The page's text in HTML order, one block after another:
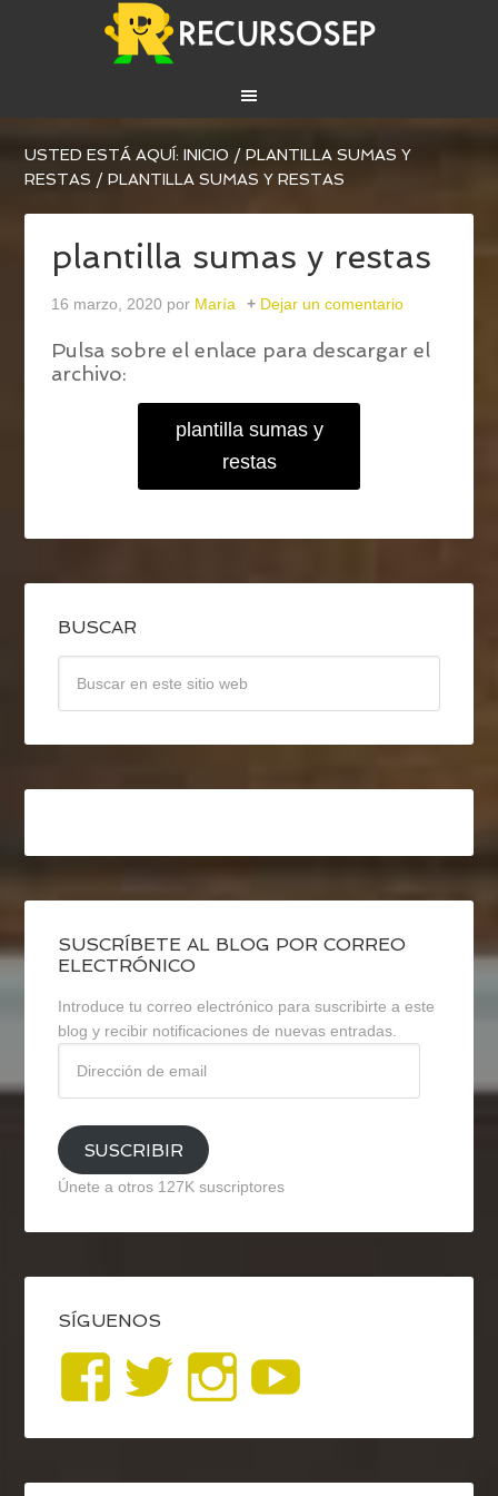
USTED ESTÁ AQUÍ:INICIO / PLANTILLA SUMAS Y
RESTAS / PLANTILLA SUMAS Y RESTAS
plantilla sumas y restas
16 marzo, 2020 por María Dejar un comentario
Pulsa sobre el enlace para descargar el
archivo:
plantilla sumas y
restas
BUSCAR
SUSCRÍBETE AL BLOG POR CORREO
ELECTRÓNICO
Introduce tu correo electrónico para suscribirte a este
blog y recibir notificaciones de nuevas entradas.
email
SUSCRIBIR
Únete a otros 127K suscriptores
SÍGUENOS
Ver
perfil
Ver
perfil
Ver
perfil